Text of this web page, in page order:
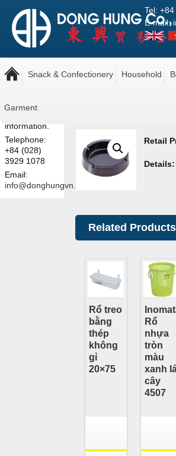
Tel:
E-mail:
Snack & Confectionery Household
Garment
Note: The
prices shown
here are retail
Contact us
information.
Telephone:
+84 (028)
3929 1078
Email:
info@donghungvn.com
Gạt tàn bằng
gỉ màu đen
Retail
Details:
Related Products
Rổ treo
bằng
thép
không
gỉ
20×75
Rổ
nhựa
tròn
màu
xanh
cây
4507